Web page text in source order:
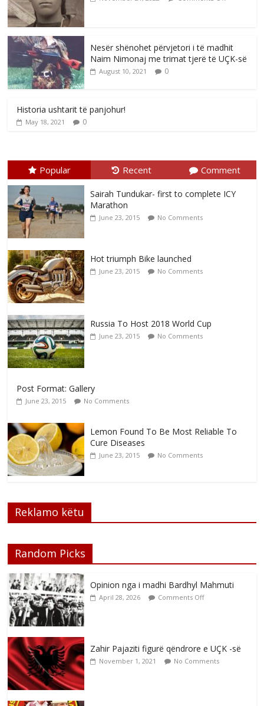
Nesër shënohet përvjetori i të madhit
Naim Nimonaj me trimat tjerë të UÇK-së
August 10, 2021 0
Historia ushtarit të panjohur!
May 18, 2021 0
Popular Recent Comment
Sairah Tundukar- first to complete ICY
Marathon
June 23, 2015 No Comments
Hot triumph Bike launched
June 23, 2015 No Comments
Russia To Host 2018 World Cup
June 23, 2015 No Comments
Post Format: Gallery
June 23, 2015 No Comments
Lemon Found To Be Most Reliable To
Cure Diseases
June 23, 2015 No Comments
Reklamo këtu
Random Picks
Opinion nga i madhi Bardhyl Mahmuti
April 28, 2026 Comments Off
Zahir Pajaziti figurë qëndrore e UÇK -së
November 1, 2021 No Comments